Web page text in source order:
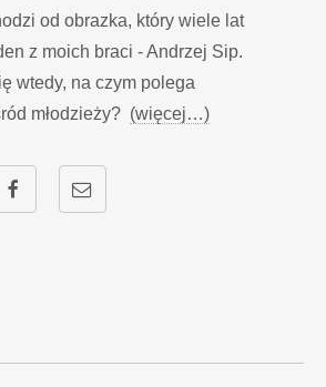
od obrazka, który wiele lat
z moich braci - Andrzej Sip.
wtedy, na czym polega
młodzieży? (więcej…)